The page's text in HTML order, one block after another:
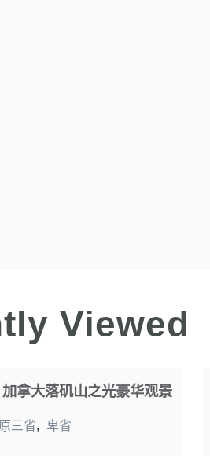
Viewed
拿大落矶山之光豪华观景
三省, 卑省